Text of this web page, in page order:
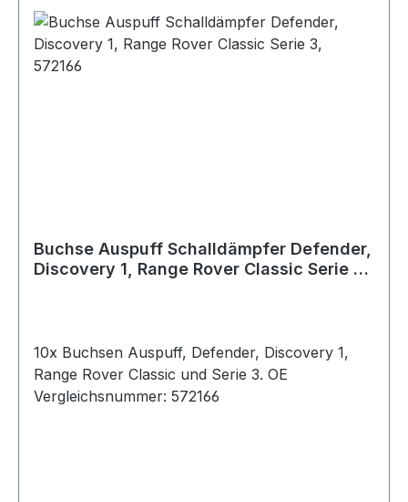
Buchse Auspuff Schalldämpfer Defender,
Discovery 1, Range Rover Classic Serie 3,
10x Buchsen Auspuff, Defender, Discovery 1,
Range Rover Classic und Serie 3. OE
Vergleichsnummer: 572166